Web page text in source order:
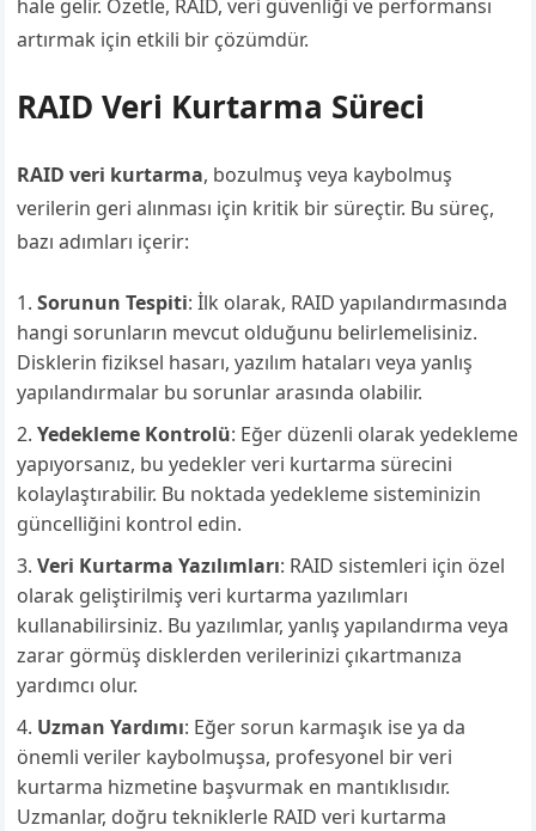
hale gelir. Özetle, RAID, veri güvenliği ve performansı
artırmak için etkili bir çözümdür.
RAID Veri Kurtarma Süreci
RAID veri kurtarma, bozulmuş veya kaybolmuş
verilerin geri alınması için kritik bir süreçtir. Bu süreç,
bazı adımları içerir:
Sorunun Tespiti: İlk olarak, RAID yapılandırmasında
hangi sorunların mevcut olduğunu belirlemelisiniz.
Disklerin fiziksel hasarı, yazılım hataları veya yanlış
yapılandırmalar bu sorunlar arasında olabilir.
Yedekleme Kontrolü: Eğer düzenli olarak yedekleme
yapıyorsanız, bu yedekler veri kurtarma sürecini
kolaylaştırabilir. Bu noktada yedekleme sisteminizin
güncelliğini kontrol edin.
Veri Kurtarma Yazılımları: RAID sistemleri için özel
olarak geliştirilmiş veri kurtarma yazılımları
kullanabilirsiniz. Bu yazılımlar, yanlış yapılandırma veya
zarar görmüş disklerden verilerinizi çıkartmanıza
yardımcı olur.
Uzman Yardımı: Eğer sorun karmaşık ise ya da
önemli veriler kaybolmuşsa, profesyonel bir veri
kurtarma hizmetine başvurmak en mantıklısıdır.
Uzmanlar, doğru tekniklerle RAID veri kurtarma